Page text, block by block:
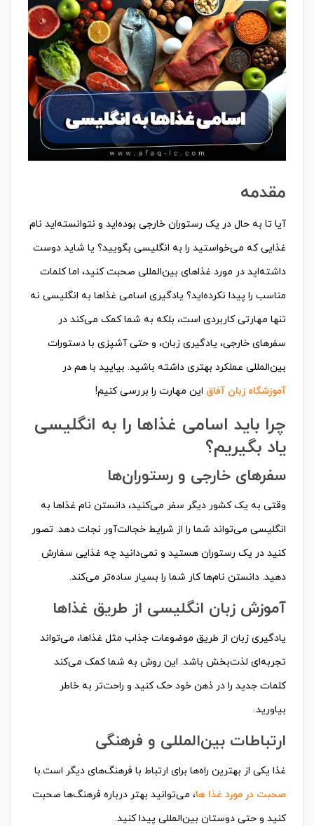
مقدمه
آیا تا به حال در یک رستوران خارجی بوده‌اید و نتوانسته‌اید نام
غذایی که می‌خواستید را به انگلیسی بگویید؟ یا شاید دوست
داشته‌اید در مورد غذاهای بین‌المللی صحبت کنید، اما کلمات
مناسب را پیدا نکرده‌اید؟ یادگیری اسامی غذاها به انگلیسی نه
تنها مهارتی کاربردی است، بلکه به شما کمک می‌کند در
سفرهای خارجی، یادگیری زبان، و حتی آشپزی با دستورات
بین‌المللی عملکرد بهتری داشته باشید. بیایید با هم در
آموزشگاه زبان آفاق این مهارت را بررسی کنیم!
چرا باید اسامی غذاها را به انگلیسی
یاد بگیریم؟
سفرهای خارجی و رستوران‌ها
وقتی به یک کشور دیگر سفر می‌کنید، دانستن نام غذاها به
انگلیسی می‌تواند شما را از شرایط خجالت‌آور نجات دهد. تصور
کنید در یک رستوران هستید و نمی‌دانید چه غذایی سفارش
دهید. دانستن نام‌ها کار شما را بسیار ساده‌تر می‌کند.
آموزش زبان انگلیسی از طریق غذاها
یادگیری زبان از طریق موضوعات جذاب مثل غذاها، می‌تواند
تجربه‌ای لذت‌بخش باشد. این روش به شما کمک می‌کند
کلمات جدید را در ذهن خود حک کنید و راحت‌تر به خاطر
بیاورید.
ارتباطات بین‌المللی و فرهنگی
غذا یکی از بهترین راه‌ها برای ارتباط با فرهنگ‌های دیگر است.با
صحبت در مورد غذا ها، می‌توانید بهتر درباره فرهنگ‌ها صحبت
کنید و حتی دوستان بین‌المللی پیدا کنید.